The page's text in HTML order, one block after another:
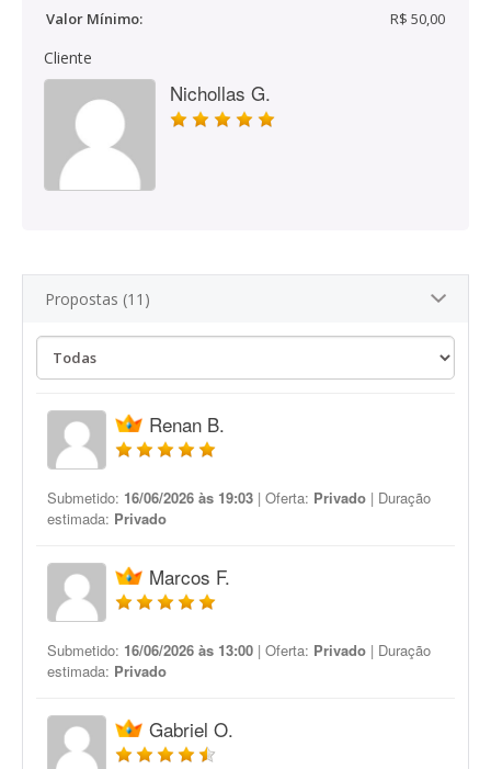
Valor Mínimo:
R$ 50,00
Cliente
Nichollas G.
Propostas (11)
Renan B.
Submetido: 16/06/2026 às 19:03 | Oferta: Privado | Duração
estimada: Privado
Marcos F.
Submetido: 16/06/2026 às 13:00 | Oferta: Privado | Duração
estimada: Privado
Gabriel O.